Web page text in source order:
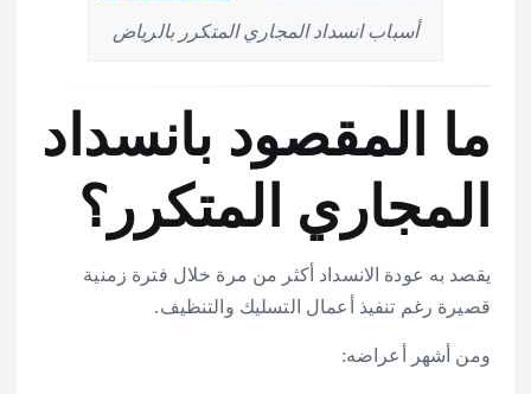
أسباب انسداد المجاري المتكرر بالرياض
ما المقصود بانسداد
المجاري المتكرر؟
يقصد به عودة الانسداد أكثر من مرة خلال فترة زمنية
قصيرة رغم تنفيذ أعمال التسليك والتنظيف.
ومن أشهر أعراضه: